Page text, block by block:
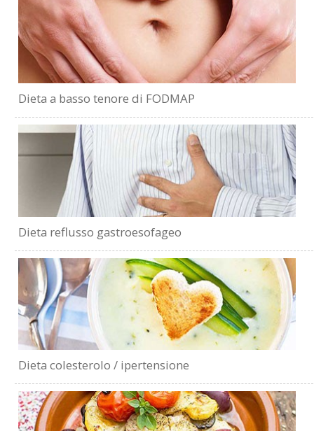
Dieta a basso tenore di FODMAP
Dieta reflusso gastroesofageo
Dieta colesterolo / ipertensione